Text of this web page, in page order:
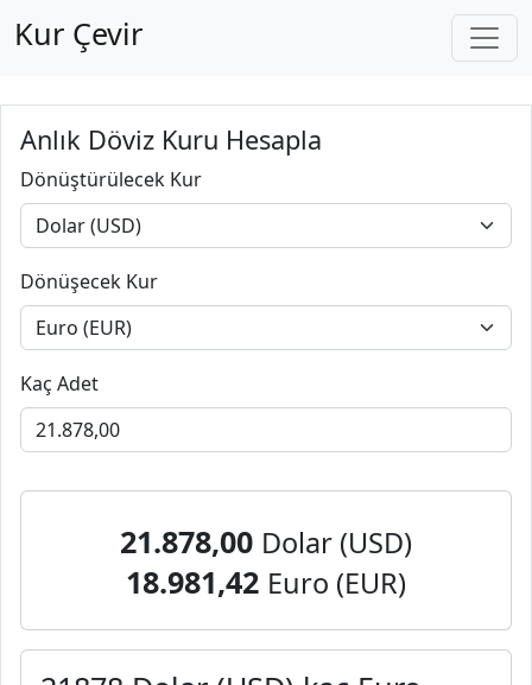
Kur Çevir
Anlık Döviz Kuru Hesapla
Dönüştürülecek Kur
Dönüşecek Kur
Kaç Adet
21.878,00 Dolar (USD)
18.981,42 Euro (EUR)